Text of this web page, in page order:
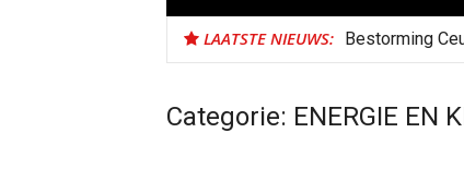
LAATSTE NIEUWS: Bestorming
Categorie: ENERGIE EN